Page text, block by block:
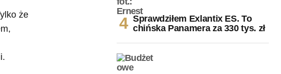
że
Sprawdziłem Exlantix ES. To
chińska Panamera za 330 tys. zł